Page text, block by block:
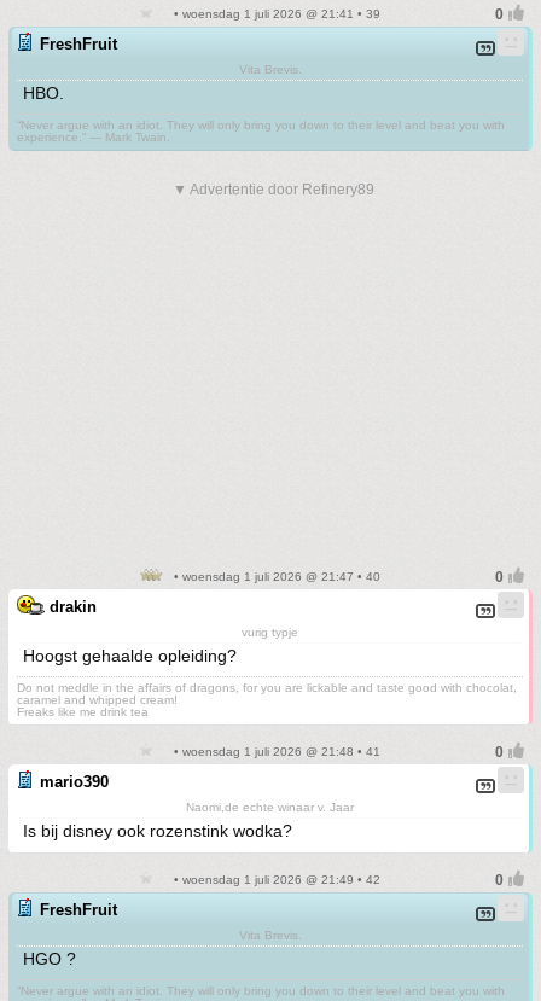
• woensdag 1 juli 2026 @ 21:41 • 39
FreshFruit
Vita Brevis.
HBO.
“Never argue with an idiot. They will only bring you down to their level and beat you with
experience.” ― Mark Twain.
▼ Advertentie door Refinery89
• woensdag 1 juli 2026 @ 21:47 • 40
drakin
vurig typje
Hoogst gehaalde opleiding?
Do not meddle in the affairs of dragons, for you are lickable and taste good with chocolat,
caramel and whipped cream!
Freaks like me drink tea
• woensdag 1 juli 2026 @ 21:48 • 41
mario390
Naomi,de echte winaar v. Jaar
Is bij disney ook rozenstink wodka?
• woensdag 1 juli 2026 @ 21:49 • 42
FreshFruit
Vita Brevis.
HGO ?
“Never argue with an idiot. They will only bring you down to their level and beat you with